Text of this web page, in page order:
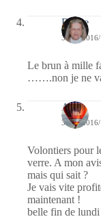
Renee
31/10/
Le brun à mille
…….non je ne
Ava
31/10/
Volontiers pour
verre. A mon
mais qui sait ?
Je vais vite
maintenant !
belle fin de lundi